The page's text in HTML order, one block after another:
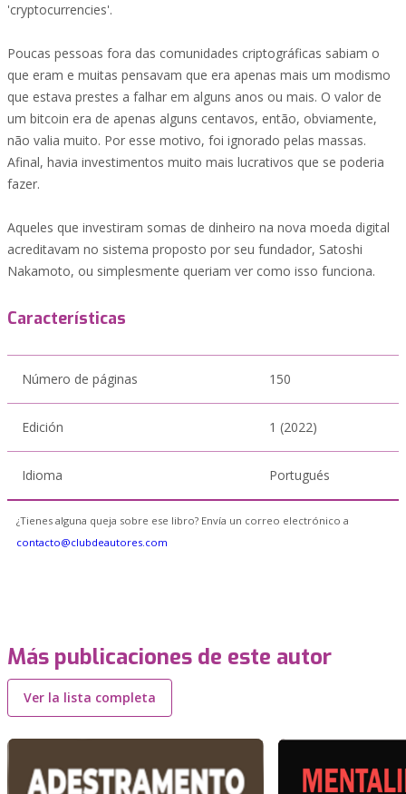
'cryptocurrencies'.
Poucas pessoas fora das comunidades criptográficas sabiam o
que eram e muitas pensavam que era apenas mais um modismo
que estava prestes a falhar em alguns anos ou mais. O valor de
um bitcoin era de apenas alguns centavos, então, obviamente,
não valia muito. Por esse motivo, foi ignorado pelas massas.
Afinal, havia investimentos muito mais lucrativos que se poderia
fazer.
Aqueles que investiram somas de dinheiro na nova moeda digital
acreditavam no sistema proposto por seu fundador, Satoshi
Nakamoto, ou simplesmente queriam ver como isso funciona.
Características
Número de páginas 150
Edición 1 (2022)
Idioma Portugués
¿Tienes alguna queja sobre ese libro? Envía un correo electrónico a
contacto@clubdeautores.com
Más publicaciones de este autor
Ver la lista completa